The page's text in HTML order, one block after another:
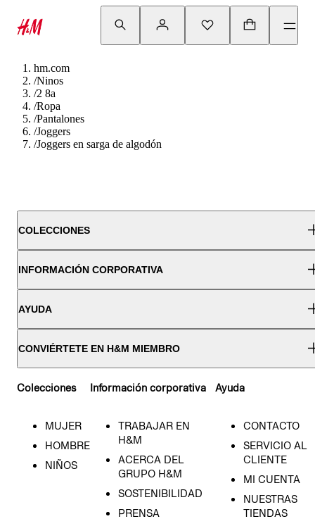
hm.com
/Ninos
/2 8a
/Ropa
/Pantalones
/Joggers
/Joggers en sarga de algodón
COLECCIONES
INFORMACIÓN CORPORATIVA
AYUDA
CONVIÉRTETE EN H&M MIEMBRO
Colecciones
MUJER
HOMBRE
NIÑOS
Información corporativa
TRABAJAR EN
H&M
ACERCA DEL
GRUPO H&M
SOSTENIBILIDAD
PRENSA
Ayuda
CONTACTO
SERVICIO AL
CLIENTE
MI CUENTA
NUESTRAS
TIENDAS